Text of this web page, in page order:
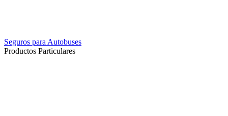
Seguros para Autobuses
Productos Particulares